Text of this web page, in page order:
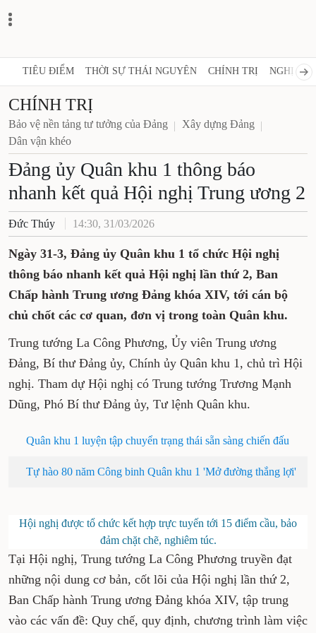
TIÊU ĐIỂM THỜI SỰ THÁI NGUYÊN CHÍNH TRỊ NGHỊ
CHÍNH TRỊ
Bảo vệ nền tảng tư tưởng của Đảng
Xây dựng Đảng
Dân vận khéo
Đảng ủy Quân khu 1 thông báo
nhanh kết quả Hội nghị Trung ương 2
Đức Thúy 14:30, 31/03/2026
Ngày 31-3, Đảng ủy Quân khu 1 tổ chức Hội nghị
thông báo nhanh kết quả Hội nghị lần thứ 2, Ban
Chấp hành Trung ương Đảng khóa XIV, tới cán bộ
chủ chốt các cơ quan, đơn vị trong toàn Quân khu.
Trung tướng La Công Phương, Ủy viên Trung ương
Đảng, Bí thư Đảng ủy, Chính ủy Quân khu 1, chủ trì Hội
nghị. Tham dự Hội nghị có Trung tướng Trương Mạnh
Dũng, Phó Bí thư Đảng ủy, Tư lệnh Quân khu.
Quân khu 1 luyện tập chuyển trạng thái sẵn sàng chiến đấu
Tự hào 80 năm Công binh Quân khu 1 'Mở đường thắng lợi'
Hội nghị được tổ chức kết hợp trực tuyến tới 15 điểm cầu, bảo
đảm chặt chẽ, nghiêm túc.
Tại Hội nghị, Trung tướng La Công Phương truyền đạt
những nội dung cơ bản, cốt lõi của Hội nghị lần thứ 2,
Ban Chấp hành Trung ương Đảng khóa XIV, tập trung
vào các vấn đề: Quy chế, quy định, chương trình làm việc